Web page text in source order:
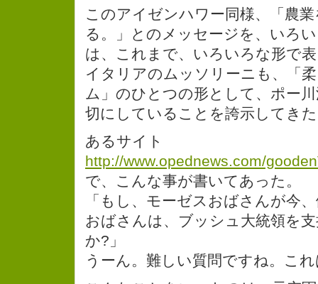
このアイゼンハワー同様、「農
る。」とのメッセージを、いろ
は、これまで、いろいろな形で
イタリアのムッソリーニも、「
ム」のひとつの形として、ポー
切にしていることを誇示してき
あるサイト
http://www.opednews.com/
で、こんな事が書いてあった。
「もし、モーゼスおばさんが今
おばさんは、ブッシュ大統領を
か?」
うーん。難しい質問ですね。こ